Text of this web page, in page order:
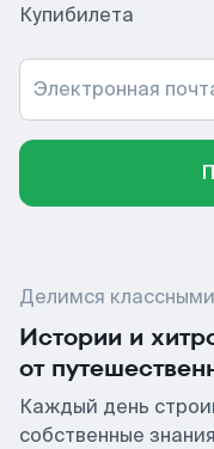
Купибилета
Электронная
Делимся
Истории и
от
Каждый день
собственные